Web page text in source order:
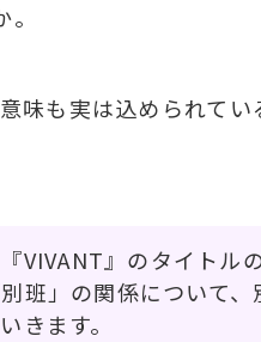
味も実は込められてい
VIVANT』のタイトルの
班」の関係について
きます。